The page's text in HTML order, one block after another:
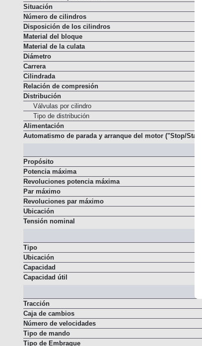
Revoluciones par máximo
Situación
Número de cilindros
Disposición de los cilindros
Material del bloque
Material de la culata
Diámetro
Carrera
Cilindrada
Relación de compresión
Distribución
Válvulas por cilindro
Tipo de distribución
Alimentación
Propósito
Potencia máxima
Revoluciones potencia máxima
Par máximo
Revoluciones par máximo
Ubicación
Tipo
Ubicación
Capacidad
Tracción
Caja de cambios
Número de velocidades
Tipo de mando